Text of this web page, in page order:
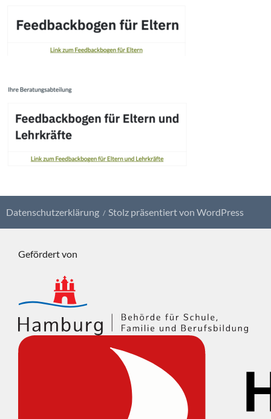
Datenschutzerklärung Stolz präsentiert von WordPress
Gefördert von